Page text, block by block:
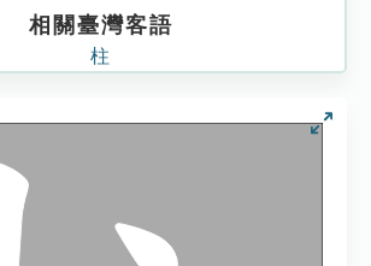
相關臺灣客語
柱